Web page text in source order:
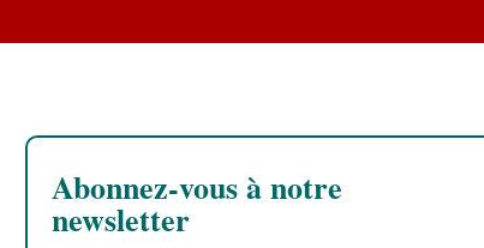
Abonnez-vous à notre
newsletter